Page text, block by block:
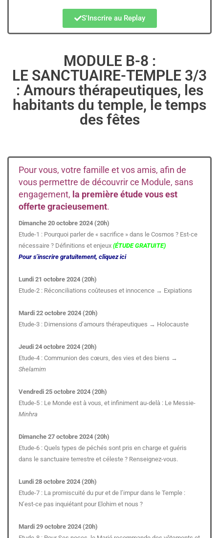
S'Inscrire au Replay
MODULE B-8 :
LE SANCTUAIRE-TEMPLE 3/3
: Amours thérapeutiques, les
habitants du temple, le temps
des fêtes
Pour vous, votre famille et vos amis, afin de
vous permettre de découvrir ce Module, sans
engagement, la première étude vous est
offerte gracieusement.
Dimanche 20 octobre 2024 (20h)
Etude-1 : Pourquoi parler de « sacrifice » dans le Cosmos ? Est-ce
nécessaire ? Définitions et enjeux (ÉTUDE GRATUITE)
Pour s’inscrire gratuitement, cliquez ici
Lundi 21 octobre 2024 (20h)
Etude-2 : Réconciliations coûteuses et innocence → Expiations
Mardi 22 octobre 2024 (20h)
Etude-3 : Dimensions d’amours thérapeutiques → Holocauste
Jeudi 24 octobre 2024 (20h)
Etude-4 : Communion des cœurs, des vies et des biens →
Shelamim
Vendredi 25 octobre 2024 (20h)
Etude-5 : Le Monde est à vous, et infiniment au-delà : Le Messie-
Minhra
Dimanche 27 octobre 2024 (20h)
Etude-6 : Quels types de péchés sont pris en charge et guéris
dans le sanctuaire terrestre et céleste ? Renseignez-vous.
Lundi 28 octobre 2024 (20h)
Etude-7 : La promiscuité du pur et de l’impur dans le Temple :
N’est-ce pas inquiétant pour Elohim et nous ?
Mardi 29 octobre 2024 (20h)